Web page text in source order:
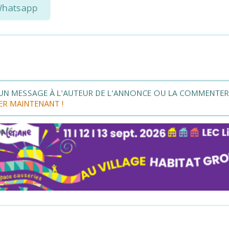
MESSAGE À L'AUTEUR DE L'ANNONCE OU LA COMMENTER.
MAINTENANT !